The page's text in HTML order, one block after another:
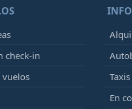
check-in
vuelos
Taxis
En